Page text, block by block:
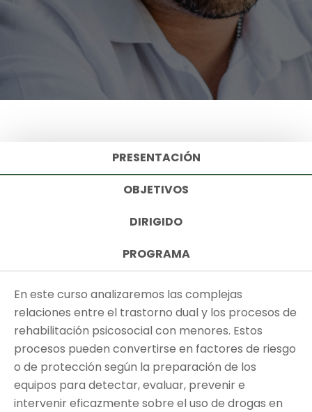
PRESENTACIÓN
OBJETIVOS
DIRIGIDO
PROGRAMA
En este curso analizaremos las complejas
relaciones entre el trastorno dual y los procesos de
rehabilitación psicosocial con menores. Estos
procesos pueden convertirse en factores de riesgo
o de protección según la preparación de los
equipos para detectar, evaluar, prevenir e
intervenir eficazmente sobre el uso de drogas en